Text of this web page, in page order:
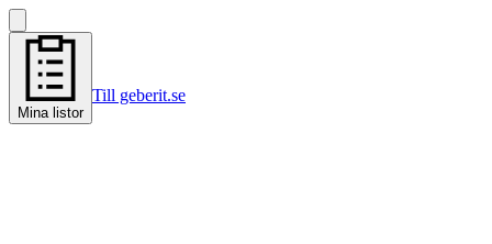
Mina listor
Till geberit.se